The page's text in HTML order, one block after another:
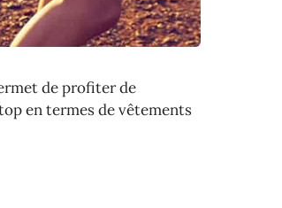
de profiter de
en termes de vêtements